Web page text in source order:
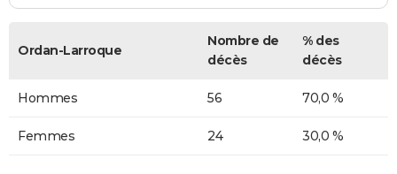
Ordan-Larroque
Nombre de
décès
% des
décès
Hommes 56 70,0 %
Femmes 24 30,0 %